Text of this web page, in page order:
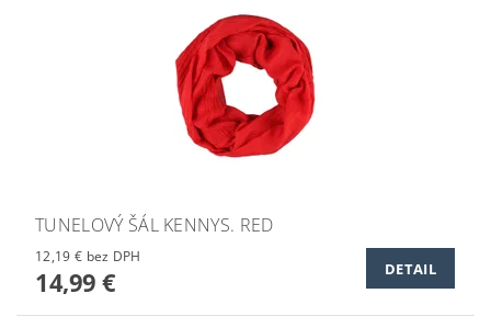
TUNELOVÝ ŠÁL KENNYS. RED
12,19 € bez DPH
14,99 € DETAIL